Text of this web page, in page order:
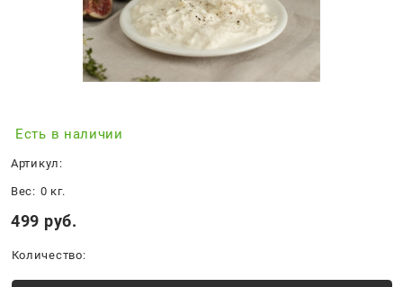
Есть в наличии
Артикул:
Вес: 0 кг.
499 руб.
Количество: